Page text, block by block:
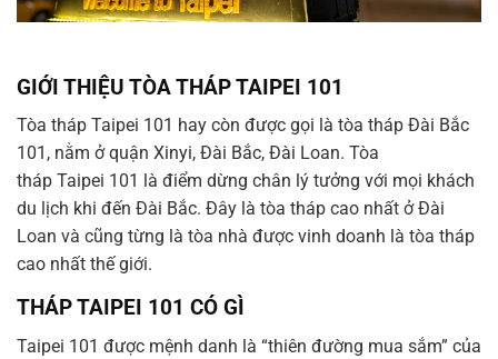
GIỚI THIỆU TÒA THÁP TAIPEI 101
Tòa tháp Taipei 101 hay còn được gọi là tòa tháp Đài Bắc
101, nằm ở quận Xinyi, Đài Bắc, Đài Loan. Tòa
tháp Taipei 101 là điểm dừng chân lý tưởng với mọi khách
du lịch khi đến Đài Bắc. Đây là tòa tháp cao nhất ở Đài
Loan và cũng từng là tòa nhà được vinh doanh là tòa tháp
cao nhất thế giới.
THÁP TAIPEI 101 CÓ GÌ
Taipei 101 được mệnh danh là “thiên đường mua sắm” của